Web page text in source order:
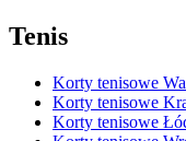
Tenis
Korty tenisowe
Korty tenisowe
Korty tenisowe